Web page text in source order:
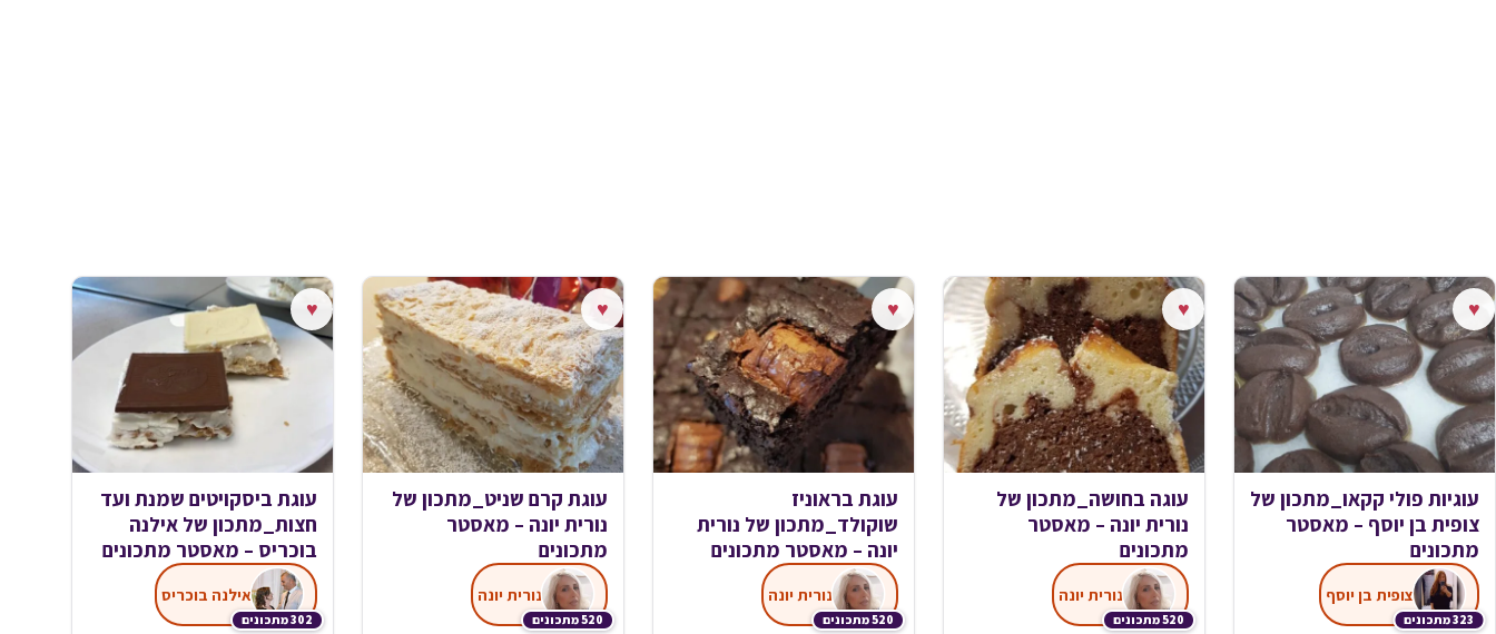
♥
עוגיות פולי קקאו_מתכון של
צופית בן יוסף – מאסטר
מתכונים
323 מתכונים
צופית בן יוסף
♥
עוגה בחושה_מתכון של
נורית יונה – מאסטר
מתכונים
520 מתכונים
נורית יונה
♥
עוגת בראוניז
שוקולד_מתכון של נורית
יונה – מאסטר מתכונים
520 מתכונים
נורית יונה
♥
עוגת קרם שניט_מתכון של
נורית יונה – מאסטר
מתכונים
520 מתכונים
נורית יונה
♥
עוגת ביסקויטים שמנת ועד
חצות_מתכון של אילנה
בוכריס – מאסטר מתכונים
302 מתכונים
אילנה בוכריס